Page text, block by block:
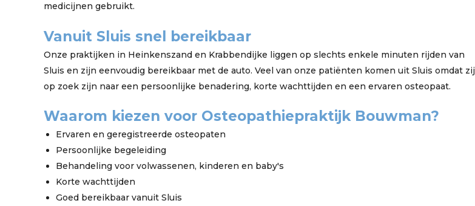
medicijnen gebruikt.
Vanuit Sluis snel bereikbaar
Onze praktijken in Heinkenszand en Krabbendijke liggen op slechts enkele minuten rijden van
Sluis en zijn eenvoudig bereikbaar met de auto. Veel van onze patiënten komen uit Sluis omdat zij
op zoek zijn naar een persoonlijke benadering, korte wachttijden en een ervaren osteopaat.
Waarom kiezen voor Osteopathiepraktijk Bouwman?
Ervaren en geregistreerde osteopaten
Persoonlijke begeleiding
Behandeling voor volwassenen, kinderen en baby's
Korte wachttijden
Goed bereikbaar vanuit Sluis